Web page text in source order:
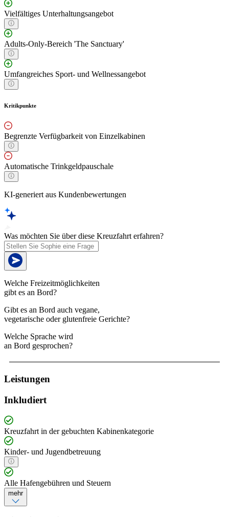
Vielfältiges Unterhaltungsangebot
Adults-Only-Bereich 'The Sanctuary'
Umfangreiches Sport- und Wellnessangebot
Kritikpunkte
Begrenzte Verfügbarkeit von Einzelkabinen
Automatische Trinkgeldpauschale
KI-generiert aus Kundenbewertungen
Was möchten Sie über diese Kreuzfahrt erfahren?
Welche Freizeitmöglichkeiten
gibt es an Bord?
Gibt es an Bord auch vegane,
vegetarische oder glutenfreie Gerichte?
Welche Sprache wird
an Bord gesprochen?
Leistungen
Inkludiert
Kreuzfahrt in der gebuchten Kabinenkategorie
Kinder- und Jugendbetreuung
Alle Hafengebühren und Steuern
mehr